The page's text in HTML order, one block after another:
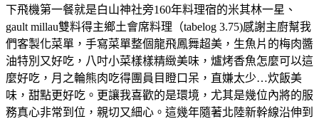
下飛機第一餐就是白山神社旁160年料理宿的米其林一星、
gault millau雙料得主鄉土會席料理（tabelog 3.75)感謝主廚幫我
們客製化菜單，手寫菜單整個龍飛鳳舞超美，生魚片的梅肉醬
油特別又好吃，八吋小菜樣樣精緻美味，爐烤香魚怎麼可以這
麼好吃，月之輪熊肉吃得團員目瞪口呆，直嫌太少…炊飯美
味，甜點更好吃。更讓我喜歡的是環境，尤其是幾位內將的服
務真心非常到位，親切又細心。這幾年隨著北陸新幹線沿伸到